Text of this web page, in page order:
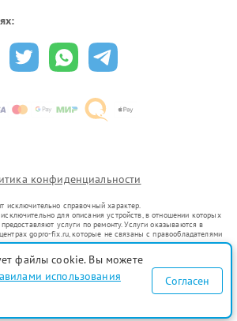
конфиденциальности
исключительно справочный характер.
для описания устройств, в отношении которых
услуги по ремонту. Услуги оказываются в
gopro-fix.ru, которые не связаны с правообладателями
представителями.
уже введенных в гражданский оборот в соответствии
не преследует цели индивидуализации услуг или введения
для информирования о предоставляемых услугах по
не является публичной офертой, определяемой
кодекса РФ
файлы cookie. Вы можете
использования
Согласен